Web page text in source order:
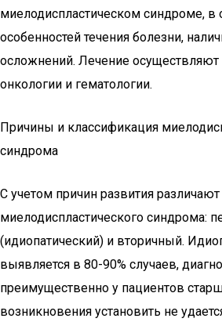
миелодиспластическом синдроме, в
особенностей течения болезни,
осложнений. Лечение
онкологии и гематологии.
Причины и классификация
синдрома
С учетом причин развития
миелодиспластического синдрома:
(идиопатический) и вторичный.
выявляется в 80-90% случаев,
преимущественно у пациентов
возникновения установить не